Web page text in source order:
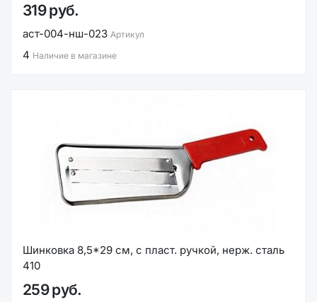
319 руб.
аст-004-нш-023 Артикул
4 Наличие в магазине
Шинковка 8,5*29 см, с пласт. ручкой, нерж. сталь
410
259 руб.